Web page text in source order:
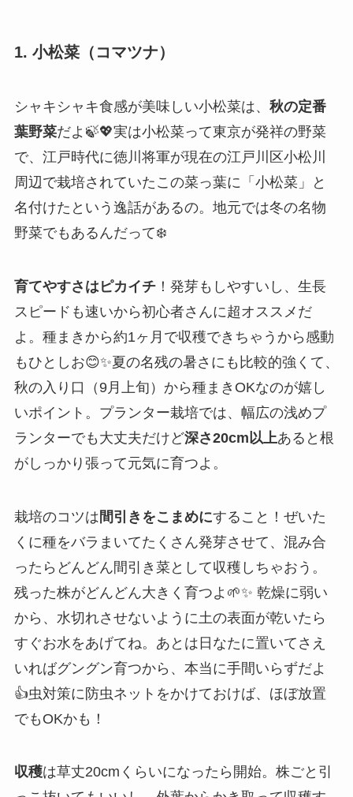
1. 小松菜（コマツナ）
シャキシャキ食感が美味しい小松菜は、 秋の定番
葉野菜だよ🍃💖実は小松菜って東京が発祥の野菜
で、江戸時代に徳川将軍が現在の江戸川区小松川
周辺で栽培されていたこの菜っ葉に「小松菜」と
名付けたという逸話があるの。地元では冬の名物
野菜でもあるんだって❄️
育てやすさはピカイチ！発芽もしやすいし、生長
スピードも速いから初心者さんに超オススメだ
よ。種まきから約1ヶ月で収穫できちゃうから感動
もひとしお😊✨夏の名残の暑さにも比較的強くて、
秋の入り口（9月上旬）から種まきOKなのが嬉し
いポイント。プランター栽培では、幅広の浅めプ
ランターでも大丈夫だけど深さ20cm以上あると根
がしっかり張って元気に育つよ。
栽培のコツは 間引きをこまめにすること！ぜいた
くに種をバラまいてたくさん発芽させて、混み合
ったらどんどん間引き菜として収穫しちゃおう。
残った株がどんどん大きく育つよ🌱✨ 乾燥に弱い
から、水切れさせないように土の表面が乾いたら
すぐお水をあげてね。あとは日なたに置いてさえ
いればグングン育つから、本当に手間いらずだよ
👍虫対策に防虫ネットをかけておけば、ほぼ放置
でもOKかも！
収穫は草丈20cmくらいになったら開始。株ごと引